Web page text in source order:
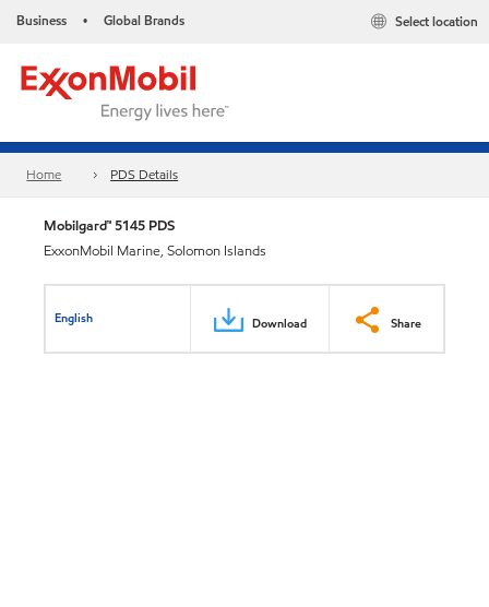
Business • Global Brands Select location
Home PDS Details
Mobilgard™ 5145 PDS
ExxonMobil Marine, Solomon Islands
English Download Share